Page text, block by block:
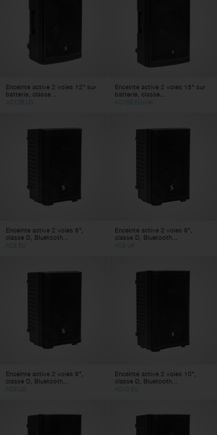
Enceinte active 2 voies 12" sur
batterie, classe...
AS12B US
Enceinte active 2 voies 15" sur
batterie, classe...
AS15B EU+UK
Enceinte active 2 voies 8",
classe D, Bluetooth...
AS8 EU
Enceinte active 2 voies 8",
classe D, Bluetooth...
AS8 UK
Enceinte active 2 voies 8",
classe D, Bluetooth...
AS8 US
Enceinte active 2 voies 10",
classe D, Bluetooth...
AS10 EU